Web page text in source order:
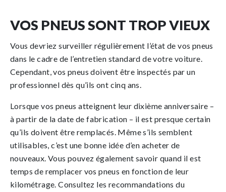
VOS PNEUS SONT TROP VIEUX
Vous devriez surveiller régulièrement l’état de vos pneus
dans le cadre de l’entretien standard de votre voiture.
Cependant, vos pneus doivent être inspectés par un
professionnel dès qu’ils ont cinq ans.
Lorsque vos pneus atteignent leur dixième anniversaire –
à partir de la date de fabrication – il est presque certain
qu’ils doivent être remplacés. Même s’ils semblent
utilisables, c’est une bonne idée d’en acheter de
nouveaux. Vous pouvez également savoir quand il est
temps de remplacer vos pneus en fonction de leur
kilométrage. Consultez les recommandations du